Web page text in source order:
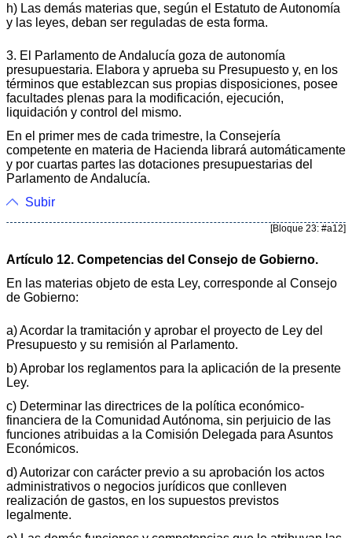
h) Las demás materias que, según el Estatuto de Autonomía
y las leyes, deban ser reguladas de esta forma.
3. El Parlamento de Andalucía goza de autonomía
presupuestaria. Elabora y aprueba su Presupuesto y, en los
términos que establezcan sus propias disposiciones, posee
facultades plenas para la modificación, ejecución,
liquidación y control del mismo.
En el primer mes de cada trimestre, la Consejería
competente en materia de Hacienda librará automáticamente
y por cuartas partes las dotaciones presupuestarias del
Parlamento de Andalucía.
Subir
[Bloque 23: #a12]
Artículo 12. Competencias del Consejo de Gobierno.
En las materias objeto de esta Ley, corresponde al Consejo
de Gobierno:
a) Acordar la tramitación y aprobar el proyecto de Ley del
Presupuesto y su remisión al Parlamento.
b) Aprobar los reglamentos para la aplicación de la presente
Ley.
c) Determinar las directrices de la política económico-
financiera de la Comunidad Autónoma, sin perjuicio de las
funciones atribuidas a la Comisión Delegada para Asuntos
Económicos.
d) Autorizar con carácter previo a su aprobación los actos
administrativos o negocios jurídicos que conlleven
realización de gastos, en los supuestos previstos
legalmente.